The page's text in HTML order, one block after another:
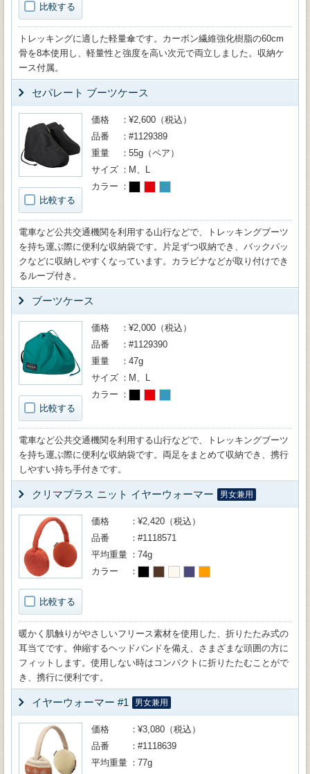
比較する
トレッキングに適した軽量傘です。カーボン繊維強化樹脂の60cm
骨を8本使用し、軽量性と強度を高い次元で両立しました。収納ケ
ース付属。
セパレート ブーツケース
比較する
価格
¥2,600（税込）
品番
#1129389
重量
55g（ペア）
サイズ
M、L
カラー
電車など公共交通機関を利用する山行などで、トレッキングブーツ
を持ち運ぶ際に便利な収納袋です。片足ずつ収納でき、バックパッ
クなどに収納しやすくなっています。カラビナなどが取り付けでき
るループ付き。
ブーツケース
比較する
価格
¥2,000（税込）
品番
#1129390
重量
47g
サイズ
M、L
カラー
電車など公共交通機関を利用する山行などで、トレッキングブーツ
を持ち運ぶ際に便利な収納袋です。両足をまとめて収納でき、携行
しやすい持ち手付きです。
クリマプラス ニット イヤーウォーマー 男女兼用
比較する
価格
¥2,420（税込）
品番
#1118571
平均重量
74g
カラー
暖かく肌触りがやさしいフリース素材を使用した、折りたたみ式の
耳当てです。伸縮するヘッドバンドを備え、さまざまな頭囲の方に
フィットします。使用しない時はコンパクトに折りたたむことがで
き、携行に便利です。
イヤーウォーマー #1 男女兼用
価格
¥3,080（税込）
品番
#1118639
平均重量
77g